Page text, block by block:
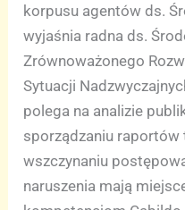
korpusu agentów ds.
wyjaśnia radna ds.
Zrównoważonego
Sytuacji
polega na analizie
sporządzaniu raportów
wszczynaniu
naruszenia mają